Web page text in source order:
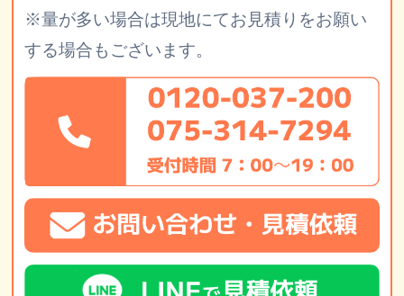
※量が多い場合は現地にてお見積りをお願い
する場合もございます。